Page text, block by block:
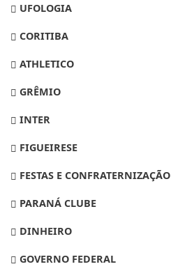
UFOLOGIA
CORITIBA
ATHLETICO
GRÊMIO
INTER
FIGUEIRESE
FESTAS E CONFRATERNIZAÇÃO
PARANÁ CLUBE
DINHEIRO
GOVERNO FEDERAL